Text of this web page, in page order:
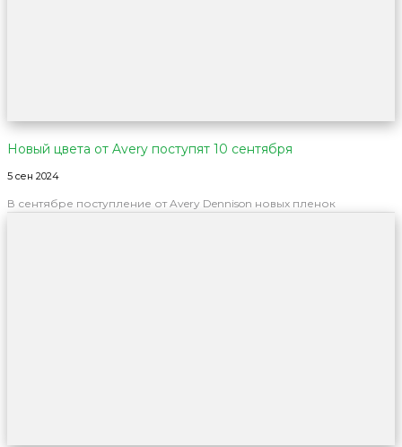
Новый цвета от Avery поступят 10 сентября
5 сен 2024
В сентябре поступление от Avery Dennison новых пленок